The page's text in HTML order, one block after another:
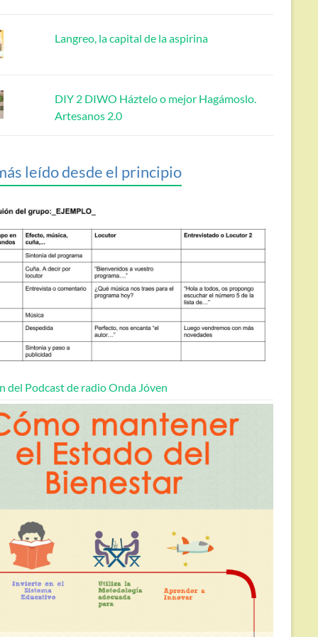
Langreo, la capital de la aspirina
DIY 2 DIWO Háztelo o mejor Hagámoslo.
Artesanos 2.0
leído desde el principio
del Podcast de radio Onda Jóven